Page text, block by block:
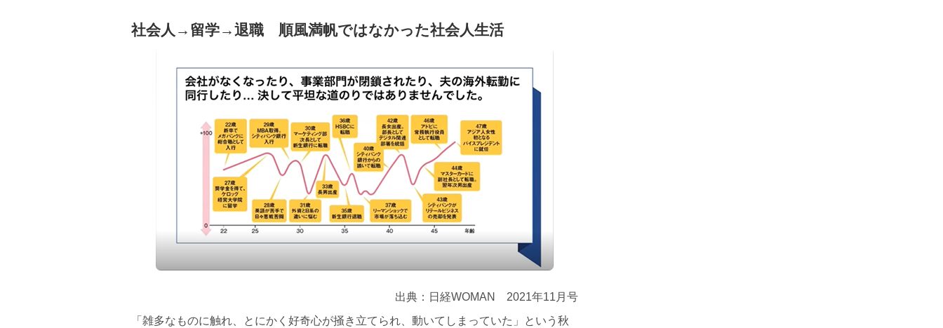
社会人→留学→退職 順風満帆ではなかった社会人生活
出典：日経WOMAN 2021年11月号
「雑多なものに触れ、とにかく好奇心が掻き立てられ、動いてしまっていた」という秋